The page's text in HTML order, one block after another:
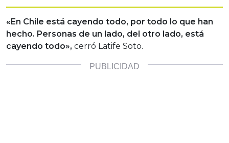
«En Chile está cayendo todo, por todo lo que han
hecho. Personas de un lado, del otro lado, está
cayendo todo», cerró Latife Soto.